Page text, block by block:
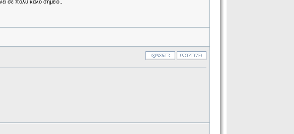
σε πολυ καλο σημειο..